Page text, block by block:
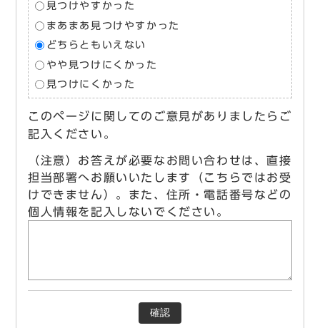
見つけやすかった
まあまあ見つけやすかった
どちらともいえない
やや見つけにくかった
見つけにくかった
このページに関してのご意見がありましたらご
記入ください。
（注意）お答えが必要なお問い合わせは、直接
担当部署へお願いいたします（こちらではお受
けできません）。また、住所・電話番号などの
個人情報を記入しないでください。
確認